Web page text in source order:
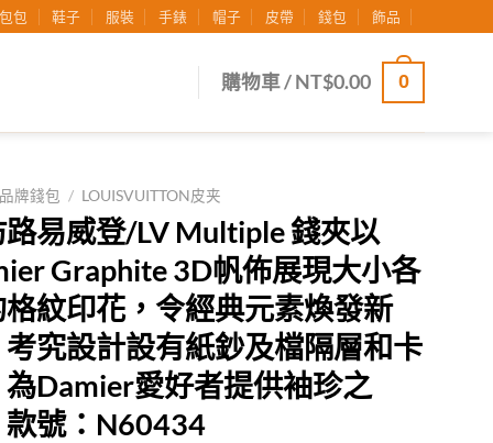
包包 鞋子 服裝 手錶 帽子 皮帶 錢包 飾品
購物車 /NT$0.00 0
牌錢包 / LOUISVUITTON皮夹
易威登/LV Multiple 錢夾以
Graphite 3D帆佈展現大小各
紋印花，令經典元素煥發新
究設計設有紙鈔及檔隔層和卡
Damier愛好者提供袖珍之
號：N60434